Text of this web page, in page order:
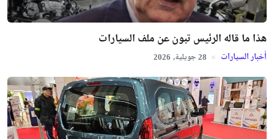
هذا ما قاله الرئيس تبون عن ملف السيارات
أخبار السيارات 28 جويلية, 2026